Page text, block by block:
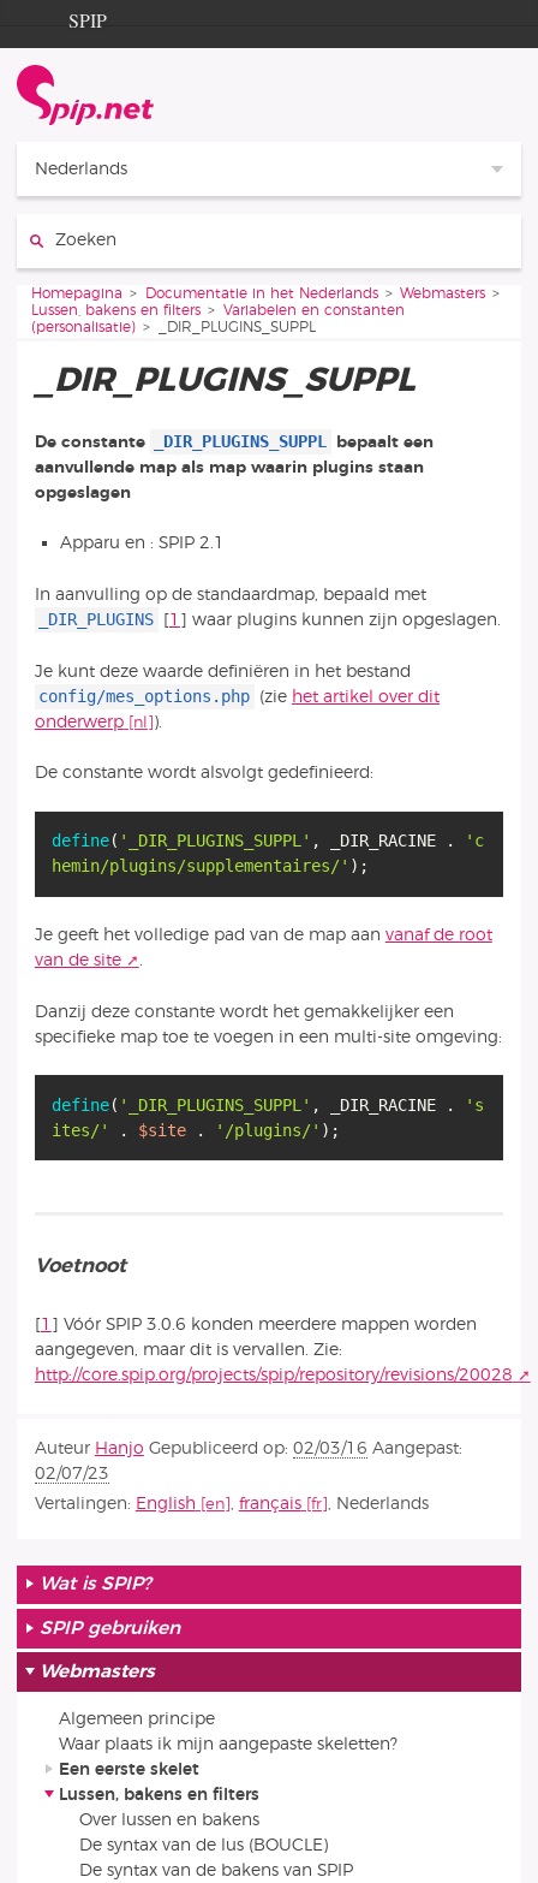
Ga naar de inhoud
Ga naar de navigatie
SPIP
Documentation
Contribution
Nederlands
Je bent hier:
Homepagina Documentatie in het Nederlands
Webmasters
Lussen, bakens en filters
Variabelen en constanten
(personalisatie)
_DIR_PLUGINS_SUPPL
_DIR_PLUGINS_SUPPL
De constante _DIR_PLUGINS_SUPPL
bepaalt een
aanvullende map als map waarin plugins staan
opgeslagen
Apparu en : SPIP 2.1
In aanvulling op de standaardmap, bepaald met
_DIR_PLUGINS [1 ] waar plugins kunnen zijn opgeslagen.
Je kunt deze waarde definiëren in het bestand
config/mes_options.php (zie het artikel over dit
onderwerp
).
De constante wordt alsvolgt gedefinieerd:
define( '_DIR_PLUGINS_SUPPL' , _DIR_RACINE .
'c
hemin/plugins/supplementaires/'
Je geeft het volledige pad van de map aan vanaf de root
van de site
.
Danzij deze constante wordt het gemakkelijker een
specifieke map toe te voegen in een multi-site omgeving:
define( '_DIR_PLUGINS_SUPPL' , _DIR_RACINE .
's
ites/'
. $site . '/plugins/'
Voetnoot
[1 ] Vóór SPIP 3.0.6 konden meerdere mappen worden
aangegeven, maar dit is vervallen. Zie:
http://core.spip.org/projects/spip/repository/revisions/20028
Auteur Hanjo Gepubliceerd op: 02/03/16 Aangepast:
02/07/23
Vertalingen: English , français , Nederlands
Wat is SPIP?
SPIP gebruiken
Webmasters
Algemeen principe
Waar plaats ik mijn aangepaste skeletten?
Een eerste skelet
Lussen, bakens en filters
Over lussen en bakens
De syntax van de lus (BOUCLE)
De syntax van de bakens van SPIP